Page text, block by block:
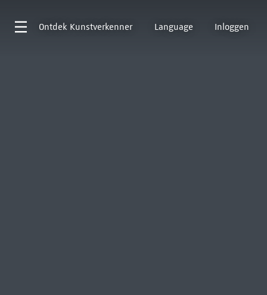
Ontdek Kunstverkenner Language Inloggen